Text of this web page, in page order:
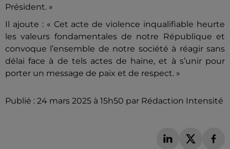
Président. »
Il ajoute : « Cet acte de violence inqualifiable heurte
les valeurs fondamentales de notre République et
convoque l’ensemble de notre société à réagir sans
délai face à de tels actes de haine, et à s’unir pour
porter un message de paix et de respect. »
Publié : 24 mars 2025 à 15h50 par Rédaction Intensité